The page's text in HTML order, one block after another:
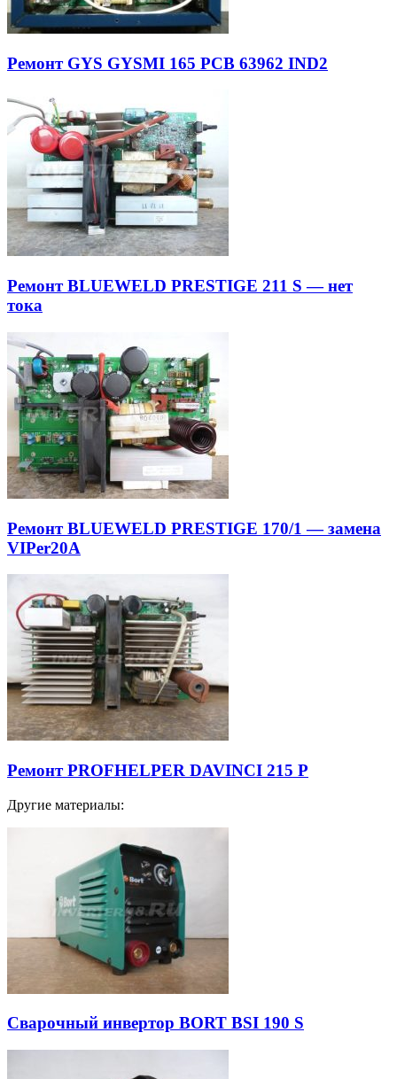
Ремонт GYS GYSMI 165 PCB 63962 IND2
Ремонт BLUEWELD PRESTIGE 211 S — нет
тока
Ремонт BLUEWELD PRESTIGE 170/1 — замена
VIPer20A
Ремонт PROFHELPER DAVINCI 215 P
Другие материалы:
Сварочный инвертор BORT BSI 190 S